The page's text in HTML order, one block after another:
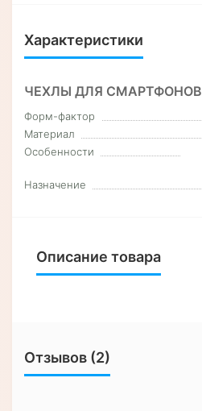
Характеристики
ЧЕХЛЫ ДЛЯ СМАРТФОНОВ
Форм-фактор
Материал
Особенности
Назначение
Описание товара
Отзывов (2)